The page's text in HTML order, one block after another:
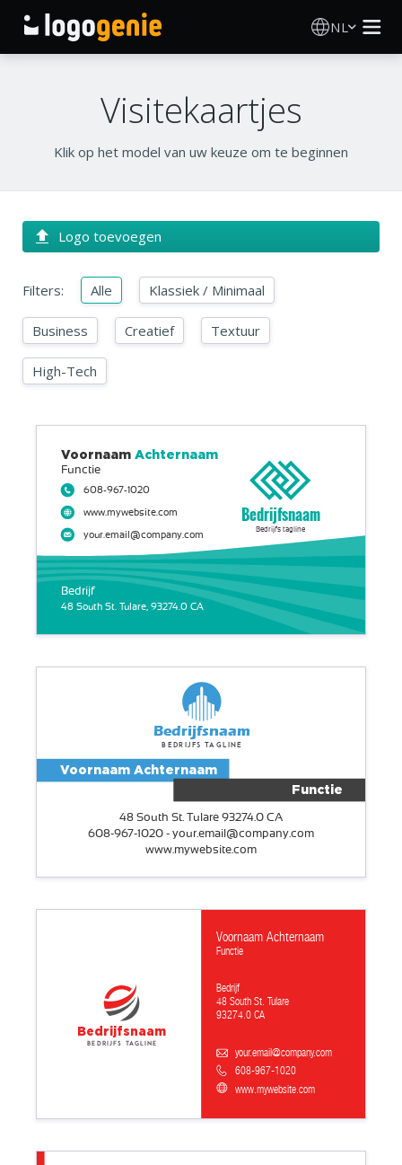
NL
AI logogenerator
Gedrukte producten
Blog
Visitekaartjes
Klik op het model van uw keuze om te beginnen
Logo toevoegen
Filters: Alle Klassiek / Minimaal
Business Creatief Textuur
High-Tech
48 South St. Tulare, 93274.0 CA
Bedrijf
608-967-1020
www.mywebsite.com
your.email@company.com
Functie
Voornaam Achternaam
Bedrijfsnaam
Bedrijfs tagline
www.mywebsite.com
Functie
48 South St. Tulare 93274.0 CA
608-967-1020 - your.email@company.com
Voornaam Achternaam
Bedrijfsnaam
Bedrijfs tagline
608-967-1020
www.mywebsite.com
Functie
Bedrijf
48 South St. Tulare
93274.0 CA
your.email@company.com
Voornaam Achternaam
Bedrijfsnaam
Bedrijfs tagline